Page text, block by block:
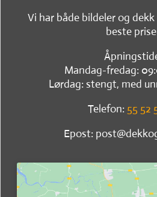
Vi har både bildeler og
beste
Mandag-fredag:
Lørdag: stengt, med
Telefon: 55 52
Epost: